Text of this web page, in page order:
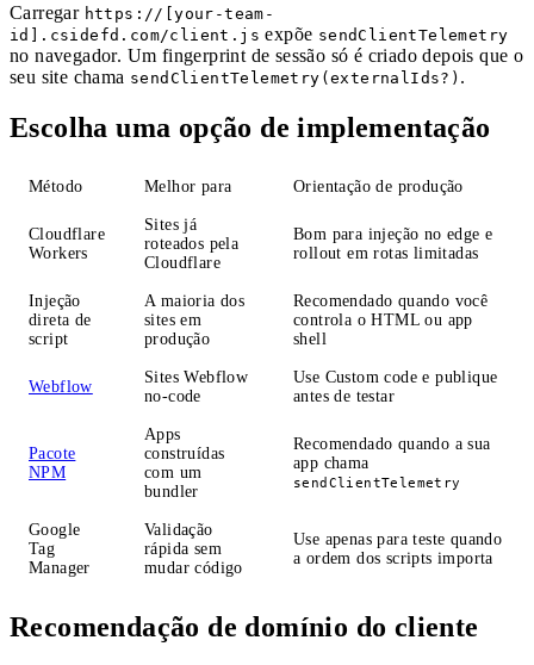
Carregar https://[your-team-
id].csidefd.com/client.js expõe sendClientTelemetry
no navegador. Um fingerprint de sessão só é criado depois que o
seu site chama sendClientTelemetry(externalIds?) .
Escolha uma opção de implementação
Método Melhor para Orientação de produção
Cloudflare
Workers
Sites já
roteados pela
Cloudflare
Bom para injeção no edge e
rollout em rotas limitadas
Injeção
direta de
script
A maioria dos
sites em
produção
Recomendado quando você
controla o HTML ou app
shell
Webflow
Sites Webflow
no-code
Use Custom code e publique
antes de testar
Pacote
NPM
Apps
construídas
com um
bundler
Recomendado quando a sua
app chama
sendClientTelemetry
Google
Tag
Manager
Validação
rápida sem
mudar código
Use apenas para teste quando
a ordem dos scripts importa
Recomendação de domínio do cliente